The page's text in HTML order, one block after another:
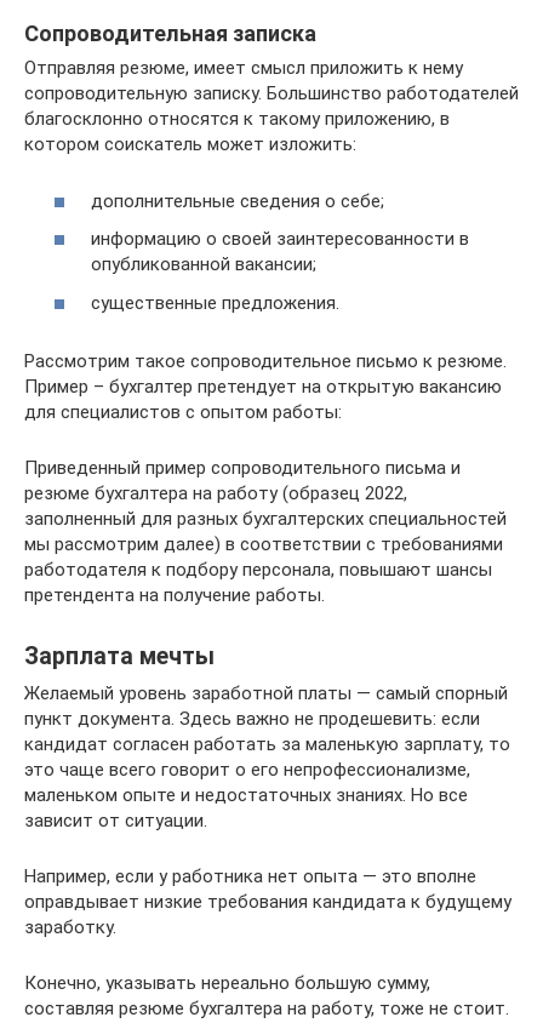
Сопроводительная записка
Отправляя резюме, имеет смысл приложить к нему
сопроводительную записку. Большинство работодателей
благосклонно относятся к такому приложению, в
котором соискатель может изложить:
дополнительные сведения о себе;
информацию о своей заинтересованности в
опубликованной вакансии;
существенные предложения.
Рассмотрим такое сопроводительное письмо к резюме.
Пример – бухгалтер претендует на открытую вакансию
для специалистов с опытом работы:
Приведенный пример сопроводительного письма и
резюме бухгалтера на работу (образец 2022,
заполненный для разных бухгалтерских специальностей
мы рассмотрим далее) в соответствии с требованиями
работодателя к подбору персонала, повышают шансы
претендента на получение работы.
Зарплата мечты
Желаемый уровень заработной платы — самый спорный
пункт документа. Здесь важно не продешевить: если
кандидат согласен работать за маленькую зарплату, то
это чаще всего говорит о его непрофессионализме,
маленьком опыте и недостаточных знаниях. Но все
зависит от ситуации.
Например, если у работника нет опыта — это вполне
оправдывает низкие требования кандидата к будущему
заработку.
Конечно, указывать нереально большую сумму,
составляя резюме бухгалтера на работу, тоже не стоит.